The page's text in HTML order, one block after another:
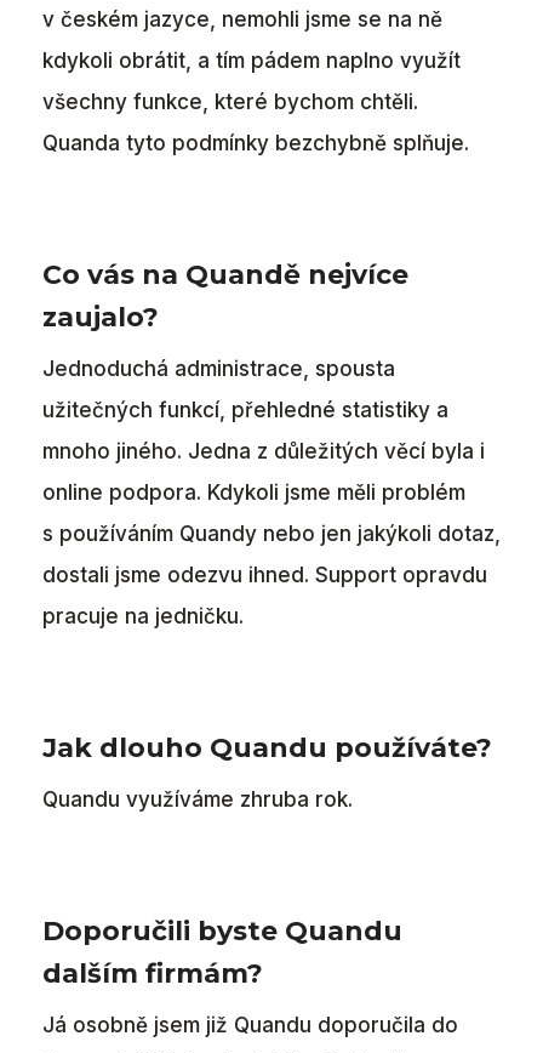
v českém jazyce, nemohli jsme se na ně
kdykoli obrátit, a tím pádem naplno využít
všechny funkce, které bychom chtěli.
Quanda tyto podmínky bezchybně splňuje.
Co vás na Quandě nejvíce
zaujalo?
Jednoduchá administrace, spousta
užitečných funkcí, přehledné statistiky a
mnoho jiného. Jedna z důležitých věcí byla i
online podpora. Kdykoli jsme měli problém
s používáním Quandy nebo jen jakýkoli dotaz,
dostali jsme odezvu ihned. Support opravdu
pracuje na jedničku.
Jak dlouho Quandu používáte?
Quandu využíváme zhruba rok.
Doporučili byste Quandu
dalším firmám?
Já osobně jsem již Quandu doporučila do